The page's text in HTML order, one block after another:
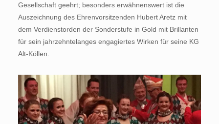
Gesellschaft geehrt; besonders erwähnenswert ist die
Auszeichnung des Ehrenvorsitzenden Hubert Aretz mit
dem Verdienstorden der Sonderstufe in Gold mit Brillanten
für sein jahrzehntelanges engagiertes Wirken für seine KG
Alt-Köllen.